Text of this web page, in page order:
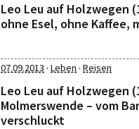
Leo Leu auf Holzwegen
ohne Esel, ohne Kaffee,
07.09.2013 · Leben · Reisen
Leo Leu auf Holzwegen
Molmerswende – vom
verschluckt